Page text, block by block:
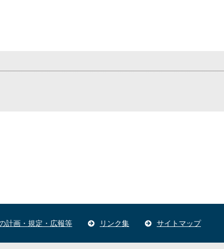
計画・規定・広報等 リンク集 サイトマップ